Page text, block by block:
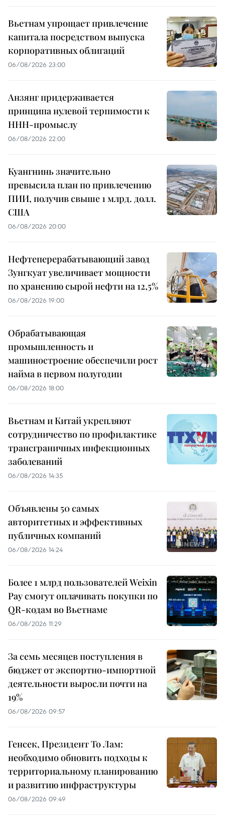
Вьетнам упрощает привлечение
капитала посредством выпуска
корпоративных облигаций
06/08/2026 23:00
Анзянг придерживается
принципа нулевой терпимости к
ННН-промыслу
06/08/2026 22:00
Куангнинь значительно
превысила план по привлечению
ПИИ, получив свыше 1 млрд. долл.
США
06/08/2026 20:00
Нефтеперерабатывающий завод
Зунгкуат увеличивает мощности
по хранению сырой нефти на 12,5%
06/08/2026 19:00
Обрабатывающая
промышленность и
машиностроение обеспечили рост
найма в первом полугодии
06/08/2026 18:00
Вьетнам и Китай укрепляют
сотрудничество по профилактике
трансграничных инфекционных
заболеваний
06/08/2026 14:35
Объявлены 50 самых
авторитетных и эффективных
публичных компаний
06/08/2026 14:24
Более 1 млрд пользователей Weixin
Pay смогут оплачивать покупки по
QR-кодам во Вьетнаме
06/08/2026 11:29
За семь месяцев поступления в
бюджет от экспортно-импортной
деятельности выросли почти на
19%
06/08/2026 09:57
Генсек, Президент То Лам:
необходимо обновить подходы к
территориальному планированию
и развитию инфраструктуры
06/08/2026 09:49